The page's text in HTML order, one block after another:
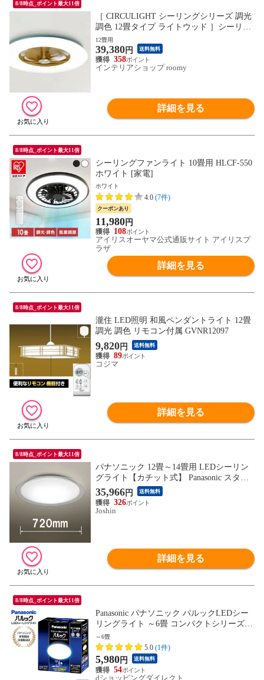
8/8時点_ポイント最大11倍
［ CIRCULIGHT シーリングシリーズ 調光
調色 12畳タイプ ライトウッド ］シーリン
グファン サーキュライト 【正規取扱店】
薄型 シーリングライト シーリングファン
ライト 木目調 12畳用 おしゃれ リモコン L
ED DCモーター 調光 調色 扇風機 逆回転
12畳用
39,380円 送料無料
358
インテリアショップ roomy
詳細を見る
8/8時点_ポイント最大11倍
シーリングファンライト 10畳用 HLCF-550
ホワイト [家電]
ホワイト
4.0 (7件)
クーポンあり
11,980円
108
アイリスオーヤマ公式通販サイト アイリスプ
ラザ
詳細を見る
8/8時点_ポイント最大11倍
瀧住 LED照明 和風ペンダントライト 12畳
調光 調色 リモコン付属 GVNR12097
9,820円 送料無料
89
コジマ
詳細を見る
8/8時点_ポイント最大11倍
パナソニック 12畳～14畳用 LEDシーリン
グライト【カチット式】 Panasonic スタン
ダードシリーズ シルバーリング HH-CM14
39A 【返品種別A】
35,966円 送料無料
326
Joshin
詳細を見る
8/8時点_ポイント最大11倍
Panasonic パナソニック パルックLEDシー
リングライト ～6畳 コンパクトシリーズ L
E-PCS06D2
～6畳
5.0 (1件)
5,980円 送料無料
54
dショッピングダイレクト